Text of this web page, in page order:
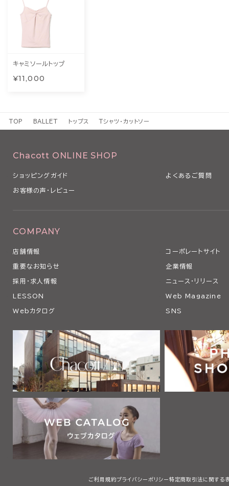
キャミソールトップ
¥11,000
TOP BALLET トップス Tシャツ・カットソー
Chacott ONLINE SHOP
ショッピングガイド よくあるご質問
お客様の声・レビュー
COMPANY
店舗情報 コーポレートサイト
重要なお知らせ 企業情報
採用・求人情報 ニュース・リリース
LESSON Web Magazine
Webカタログ SNS
ご利用規約プライバシーポリシー 特定商取引法に関する